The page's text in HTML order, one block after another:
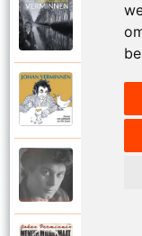
Johan
Mayday
Meer dan
Johan